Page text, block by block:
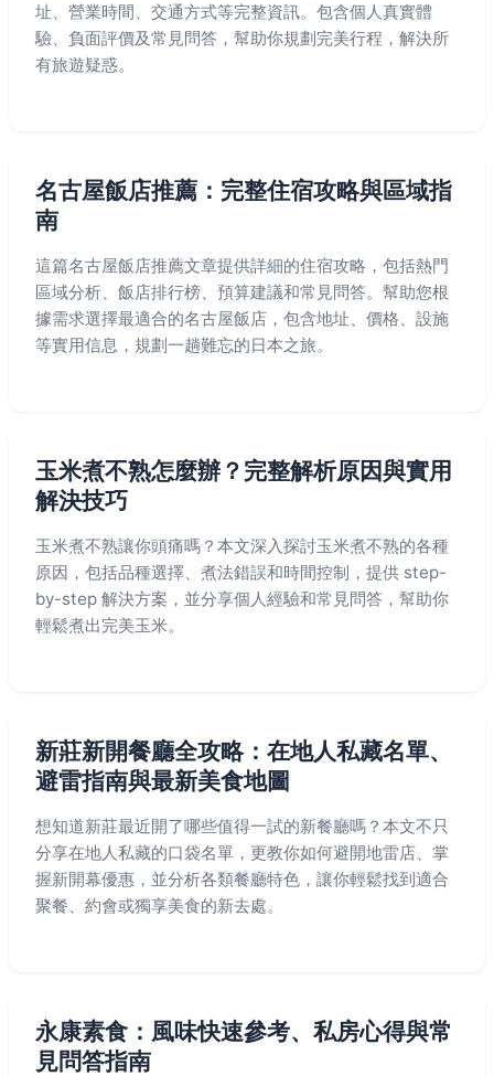
址、營業時間、交通方式等完整資訊。包含個人真實體
驗、負面評價及常見問答，幫助你規劃完美行程，解決所
有旅遊疑惑。
名古屋飯店推薦：完整住宿攻略與區域指
南
這篇名古屋飯店推薦文章提供詳細的住宿攻略，包括熱門
區域分析、飯店排行榜、預算建議和常見問答。幫助您根
據需求選擇最適合的名古屋飯店，包含地址、價格、設施
等實用信息，規劃一趟難忘的日本之旅。
玉米煮不熟怎麼辦？完整解析原因與實用
解決技巧
玉米煮不熟讓你頭痛嗎？本文深入探討玉米煮不熟的各種
原因，包括品種選擇、煮法錯誤和時間控制，提供 step-
by-step 解決方案，並分享個人經驗和常見問答，幫助你
輕鬆煮出完美玉米。
新莊新開餐廳全攻略：在地人私藏名單、
避雷指南與最新美食地圖
想知道新莊最近開了哪些值得一試的新餐廳嗎？本文不只
分享在地人私藏的口袋名單，更教你如何避開地雷店、掌
握新開幕優惠，並分析各類餐廳特色，讓你輕鬆找到適合
聚餐、約會或獨享美食的新去處。
永康素食：風味快速參考、私房心得與常
見問答指南